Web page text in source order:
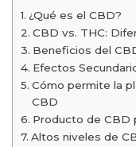
¿Qué es el CBD?
CBD vs. THC:
Beneficios del
Efectos
Cómo permite la
CBD
Producto de CBD
Altos niveles de